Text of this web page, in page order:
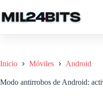
al
contenido
Inicio Móviles Android
Modo antirrobos de Android: